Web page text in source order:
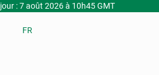
: 7 août 2026 à 10h45 GMT
FR